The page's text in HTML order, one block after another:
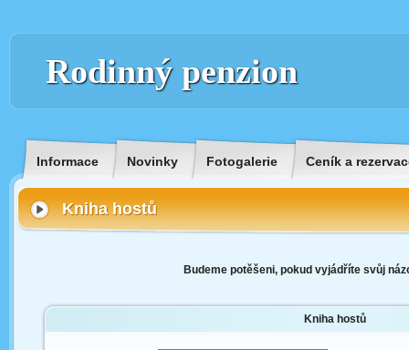
Rodinný penzion
Informace Novinky Fotogalerie Ceník a
Kniha hostů
Budeme potěšeni, pokud vyjádříte svůj
Kniha hostů